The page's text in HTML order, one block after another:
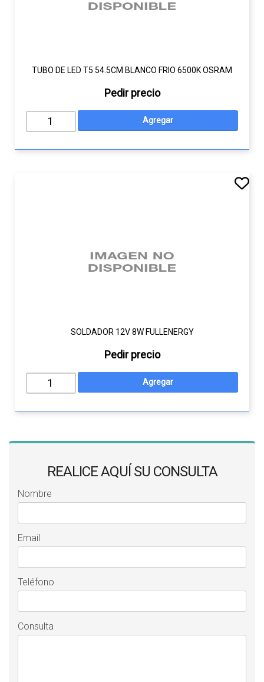
TUBO DE LED T5 54.5CM BLANCO FRIO 6500K OSRAM
Pedir precio
SOLDADOR 12V 8W FULLENERGY
Pedir precio
REALICE AQUÍ SU CONSULTA
Nombre
Email
Teléfono
Consulta